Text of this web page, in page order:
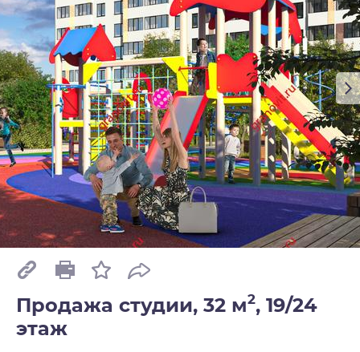
Продажа студии, 32 м2, 19/24
этаж